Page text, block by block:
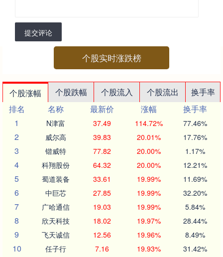
提交评论
个股实时涨跌榜
个股涨幅 个股跌幅 个股流入 个股流出
换手率
排名
名称 最新价 涨幅
换手率
1
N津富 37.49 114.72% 77.46%
2 威尔高 39.83 20.01% 17.76%
3 锴威特 77.82 20.00% 1.17%
4 科翔股份 64.32 20.00% 12.21%
5 蜀道装备 33.61 19.99% 11.69%
6 中巨芯 27.85 19.99% 32.20%
7 广哈通信 19.03 19.99% 5.84%
8 欣天科技 18.02 19.97% 28.44%
9 飞天诚信 12.56 19.96% 8.49%
10 任子行 7.16 19.93% 31.42%